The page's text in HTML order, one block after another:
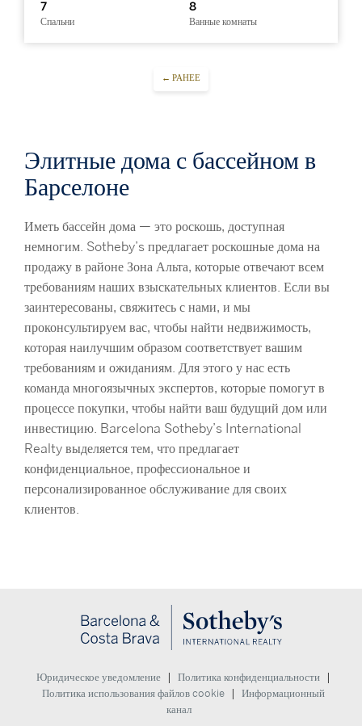
7
Спальни
8
Ванные комнаты
← РАНЕЕ
Элитные дома с бассейном в
Барселоне
Иметь бассейн дома — это роскошь, доступная
немногим. Sotheby’s предлагает роскошные дома на
продажу в районе Зона Альта, которые отвечают всем
требованиям наших взыскательных клиентов. Если вы
заинтересованы, свяжитесь с нами, и мы
проконсультируем вас, чтобы найти недвижимость,
которая наилучшим образом соответствует вашим
требованиям и ожиданиям. Для этого у нас есть
команда многоязычных экспертов, которые помогут в
процессе покупки, чтобы найти ваш будущий дом или
инвестицию. Barcelona Sotheby’s International
Realty выделяется тем, что предлагает
конфиденциальное, профессиональное и
персонализированное обслуживание для своих
клиентов.
Юридическое уведомление Политика конфиденциальности
Политика использования файлов cookie
Информационный
канал